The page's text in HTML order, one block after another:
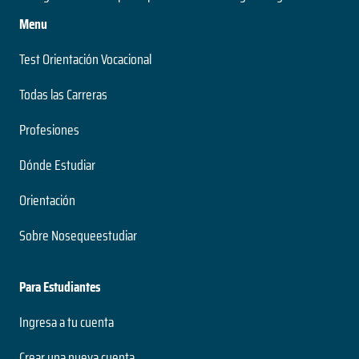
Menu
Test Orientación Vocacional
Todas las Carreras
Profesiones
Dónde Estudiar
Orientación
Sobre Nosequeestudiar
Para Estudiantes
Ingresa a tu cuenta